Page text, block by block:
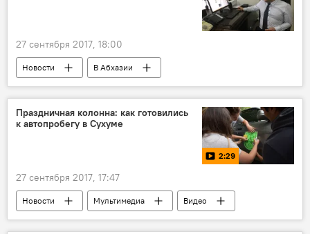
27 сентября 2017, 18:00
Новости В Абхазии
Праздничная колонна: как готовились
к автопробегу в Сухуме
2:29
27 сентября 2017, 17:47
Новости Мультимедиа
Видео
В Абхазии